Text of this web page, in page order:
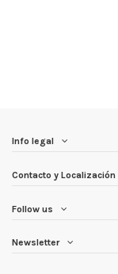
Info legal
Contacto y Localización
Follow us
Newsletter